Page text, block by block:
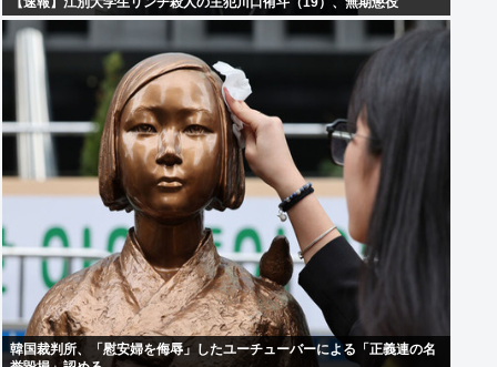
韓国裁判所、「慰安婦を侮辱」したユーチューバーによる「正義連の名